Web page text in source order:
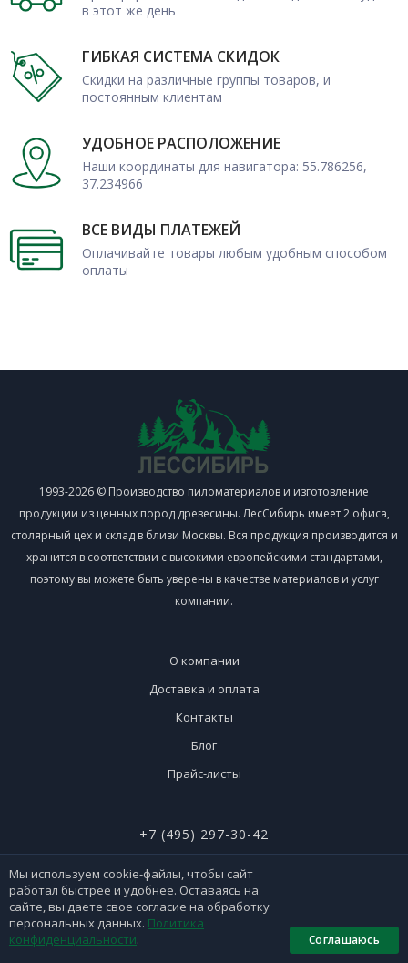
в этот же день
ГИБКАЯ СИСТЕМА СКИДОК
Скидки на различные группы товаров, и
постоянным клиентам
УДОБНОЕ РАСПОЛОЖЕНИЕ
Наши координаты для навигатора: 55.786256,
37.234966
ВСЕ ВИДЫ ПЛАТЕЖЕЙ
Оплачивайте товары любым удобным способом
оплаты
1993-2026 © Производство пиломатериалов и изготовление
продукции из ценных пород древесины. ЛесСибирь имеет 2 офиса,
столярный цех и склад в близи Москвы. Вся продукция производится и
хранится в соответствии с высокими европейскими стандартами,
поэтому вы можете быть уверены в качестве материалов и услуг
компании.
О компании
Доставка и оплата
Контакты
Блог
Прайс-листы
+7 (495) 297-30-42
+7 (926) 365-51-90
Мы используем cookie-файлы, чтобы сайт
работал быстрее и удобнее. Оставаясь на
сайте, вы даете свое согласие на обработку
персональных данных. Политика
конфиденциальности. Соглашаюсь